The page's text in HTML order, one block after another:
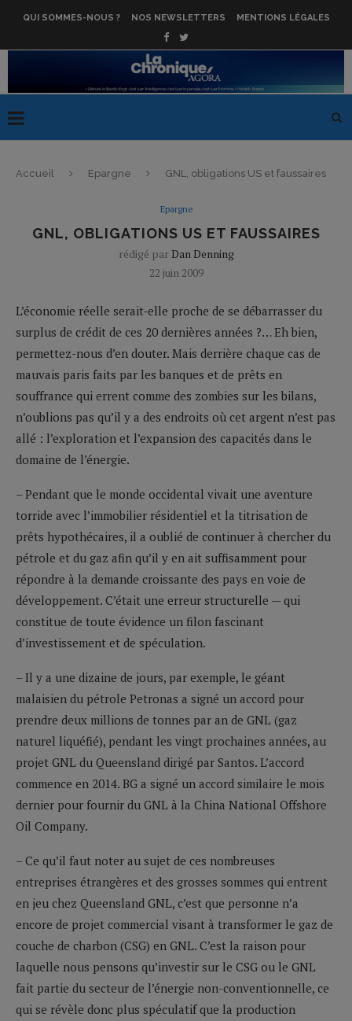
QUI SOMMES-NOUS ? NOS NEWSLETTERS MENTIONS LÉGALES
Accueil Epargne GNL, obligations US et faussaires
Epargne
GNL, OBLIGATIONS US ET FAUSSAIRES
rédigé parDan Denning
22 juin 2009
L’économie réelle serait-elle proche de se débarrasser du
surplus de crédit de ces 20 dernières années ?… Eh bien,
permettez-nous d’en douter. Mais derrière chaque cas de
mauvais paris faits par les banques et de prêts en
souffrance qui errent comme des zombies sur les bilans,
n’oublions pas qu’il y a des endroits où cet argent n’est pas
allé : l’exploration et l’expansion des capacités dans le
domaine de l’énergie.
– Pendant que le monde occidental vivait une aventure
torride avec l’immobilier résidentiel et la titrisation de
prêts hypothécaires, il a oublié de continuer à chercher du
pétrole et du gaz afin qu’il y en ait suffisamment pour
répondre à la demande croissante des pays en voie de
développement. C’était une erreur structurelle — qui
constitue de toute évidence un filon fascinant
d’investissement et de spéculation.
– Il y a une dizaine de jours, par exemple, le géant
malaisien du pétrole Petronas a signé un accord pour
prendre deux millions de tonnes par an de GNL (gaz
naturel liquéfié), pendant les vingt prochaines années, au
projet GNL du Queensland dirigé par Santos. L’accord
commence en 2014. BG a signé un accord similaire le mois
dernier pour fournir du GNL à la China National Offshore
Oil Company.
– Ce qu’il faut noter au sujet de ces nombreuses
entreprises étrangères et des grosses sommes qui entrent
en jeu chez Queensland GNL, c’est que personne n’a
encore de projet commercial visant à transformer le gaz de
couche de charbon (CSG) en GNL. C’est la raison pour
laquelle nous pensons qu’investir sur le CSG ou le GNL
fait partie du secteur de l’énergie non-conventionnelle, ce
qui se révèle donc plus spéculatif que la production